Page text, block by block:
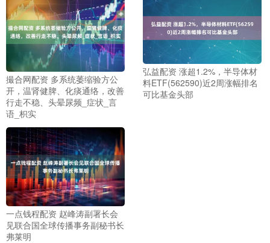
撮合网配资 多系统萎缩验方公
开，温肾健脾、化痰通络，改善
行走不稳、头晕尿频_症状_言
语_枳实
弘益配资 涨超1.2%，半导体材
料ETF(562590)近2周涨幅排名
可比基金头部
一点钱程配资 赵峰涛副署长会
见联合国全球传播事务副秘书长
弗莱明